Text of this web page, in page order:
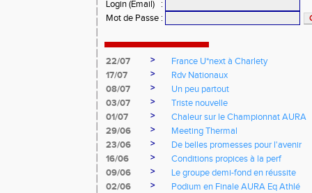
Login (Email)
:
Mot de Passe :
22/07 >
France U*next à Charlety
17/07
>
Rdv Nationaux
08/07
>
Un peu partout
03/07
>
Triste nouvelle
01/07
>
Chaleur sur le Championnat AURA
29/06
>
Meeting Thermal
23/06
>
De belles promesses pour l'avenir
16/06
>
Conditions propices à la perf
09/06
>
Le groupe demi-fond en réussite
02/06
>
Podium en Finale AURA Eq Athlé